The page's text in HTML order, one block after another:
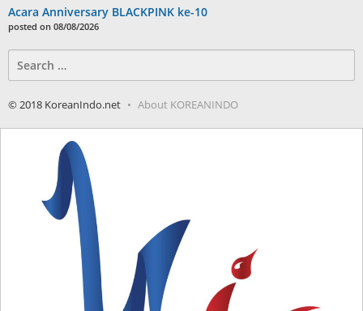
Acara Anniversary BLACKPINK ke-10
posted on 08/08/2026
for:
© 2018 KoreanIndo.net About KOREANINDO